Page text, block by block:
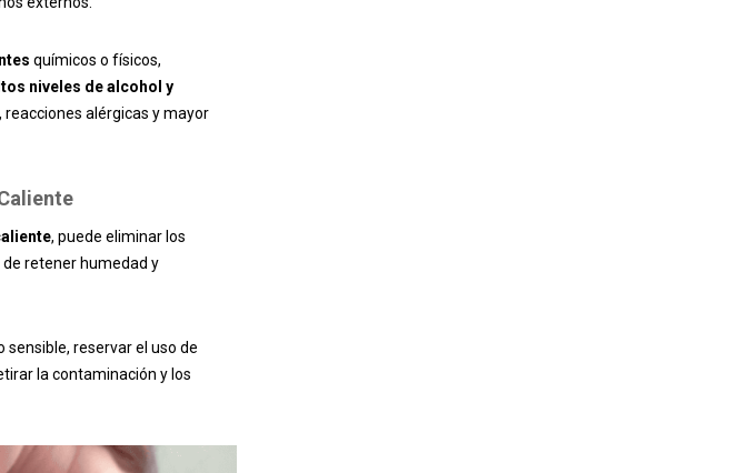
químicos o físicos,
niveles de alcohol y
reacciones alérgicas y mayor
, puede eliminar los
retener humedad y
sensible, reservar el uso de
la contaminación y los